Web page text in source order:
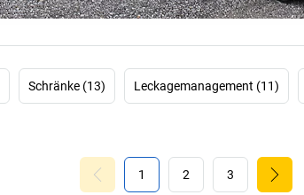
Schränke (13) Leckagemanagement (11)
1 2 3